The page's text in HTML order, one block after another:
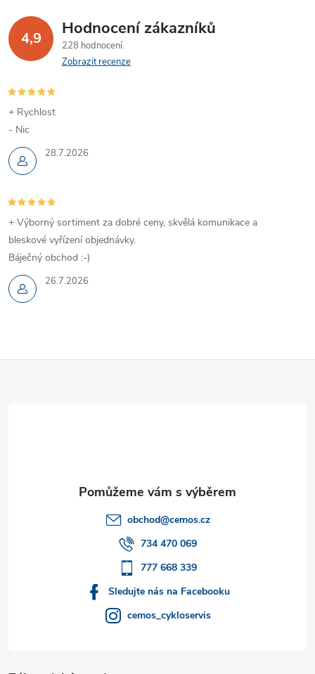
4,9 Hodnocení zákazníků
228 hodnocení
Zobrazit recenze
28.7.2026
+ Rychlost
- Nic
26.7.2026
+ Výborný sortiment za dobré ceny, skvělá komunikace a
bleskové vyřízení objednávky.
Báječný obchod :-)
obchod@cemos.cz
734 470 069
777 668 339
Sledujte nás na Facebooku
cemos_cykloservis